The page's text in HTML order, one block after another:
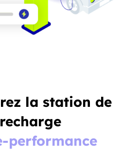
la station de
recharge
performance